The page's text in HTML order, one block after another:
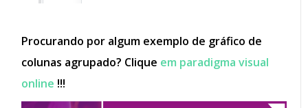
Procurando por algum exemplo de gráfico de
colunas agrupado? Clique em paradigma visual
online !!!